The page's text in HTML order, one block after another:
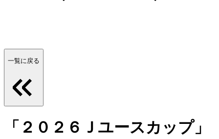
一覧に戻る
「２０２６Ｊユースカップ」